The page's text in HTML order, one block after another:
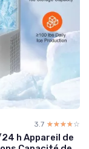
3.7 ☆☆☆☆☆
★★★★★
h Appareil de